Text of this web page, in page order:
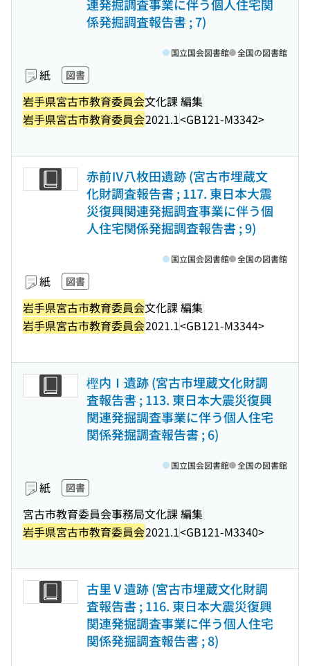
連発掘調査事業に伴う個人住宅関
係発掘調査報告書 ; 7)
紙 図書
岩手県宮古市教育委員会文化課 編集
岩手県宮古市教育委員会2021.1<GB121-M3342>
国立国会図書館 全国の図書館
赤前Ⅳ八枚田遺跡 (宮古市埋蔵文
化財調査報告書 ; 117. 東日本大震
災復興関連発掘調査事業に伴う個
人住宅関係発掘調査報告書 ; 9)
紙 図書
岩手県宮古市教育委員会文化課 編集
岩手県宮古市教育委員会2021.1<GB121-M3344>
国立国会図書館 全国の図書館
樫内Ⅰ遺跡 (宮古市埋蔵文化財調
査報告書 ; 113. 東日本大震災復興
関連発掘調査事業に伴う個人住宅
関係発掘調査報告書 ; 6)
紙 図書
宮古市教育委員会事務局文化課 編集
岩手県宮古市教育委員会2021.1<GB121-M3340>
国立国会図書館 全国の図書館
古里Ⅴ遺跡 (宮古市埋蔵文化財調
査報告書 ; 116. 東日本大震災復興
関連発掘調査事業に伴う個人住宅
関係発掘調査報告書 ; 8)